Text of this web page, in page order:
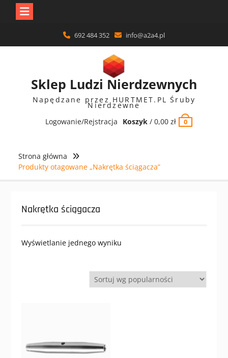
content
692 484 352 info@a2a4.pl
Sklep Ludzi Nierdzewnych
Napędzane przez HURTMET.PL Śruby
Nierdzewne
Logowanie/Rejstracja
Koszyk/ 0,00 zł 0
Strona główna
Produkty otagowane „Nakrętka ściągacza”
Nakrętka ściągacza
Wyświetlanie jednego wyniku